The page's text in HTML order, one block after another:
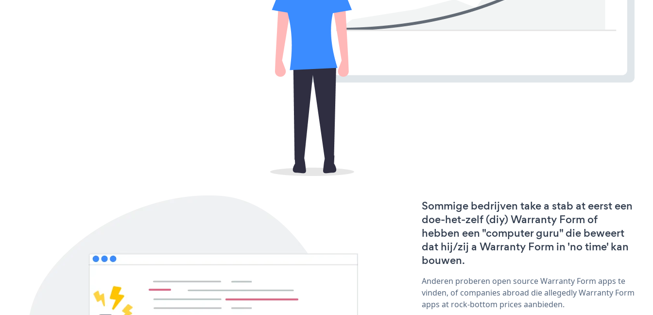
Sommige bedrijven take a stab at eerst een
doe-het-zelf (diy) Warranty Form of
hebben een "computer guru" die beweert
dat hij/zij a Warranty Form in 'no time' kan
bouwen.
Anderen proberen open source Warranty Form apps te
vinden, of companies abroad die allegedly Warranty Form
apps at rock-bottom prices aanbieden.